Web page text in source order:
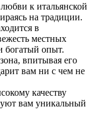
к итальянской
на традиции.
в
местных
богатый опыт.
впитывая его
вам ни с чем не
качеству
вам уникальный